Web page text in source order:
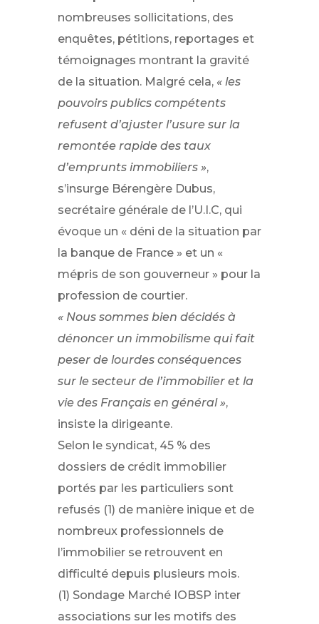
nombreuses sollicitations, des
enquêtes, pétitions, reportages et
témoignages montrant la gravité
de la situation. Malgré cela, « les
pouvoirs publics compétents
refusent d’ajuster l’usure sur la
remontée rapide des taux
d’emprunts immobiliers »,
s’insurge Bérengère Dubus,
secrétaire générale de l’U.I.C, qui
évoque un « déni de la situation par
la banque de France » et un «
mépris de son gouverneur » pour la
profession de courtier.
« Nous sommes bien décidés à
dénoncer un immobilisme qui fait
peser de lourdes conséquences
sur le secteur de l’immobilier et la
vie des Français en général »,
insiste la dirigeante.
Selon le syndicat, 45 % des
dossiers de crédit immobilier
portés par les particuliers sont
refusés (1) de manière inique et de
nombreux professionnels de
l’immobilier se retrouvent en
difficulté depuis plusieurs mois.
(1) Sondage Marché IOBSP inter
associations sur les motifs des